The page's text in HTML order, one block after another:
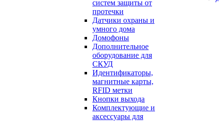
систем защиты от
протечки
Датчики охраны и
умного дома
Домофоны
Дополнительное
оборудование для
СКУД
Идентификаторы,
магнитные карты,
RFID метки
Кнопки выхода
Комплектующие и
аксессуары для